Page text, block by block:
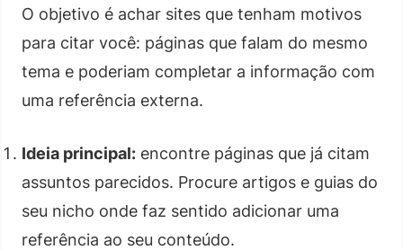
O objetivo é achar sites que tenham motivos
para citar você: páginas que falam do mesmo
tema e poderiam completar a informação com
uma referência externa.
Ideia principal: encontre páginas que já citam
assuntos parecidos. Procure artigos e guias do
seu nicho onde faz sentido adicionar uma
referência ao seu conteúdo.